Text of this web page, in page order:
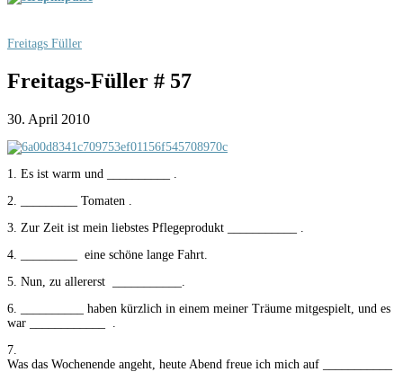
Freitags Füller
Freitags-Füller # 57
30. April 2010
1. Es ist warm und __________ .
2. _________ Tomaten .
3. Zur Zeit ist mein liebstes Pflegeprodukt ___________ .
4. _________ eine schöne lange Fahrt.
5. Nun, zu allererst ___________.
6. __________ haben kürzlich in einem meiner Träume mitgespielt, und es
war ____________ .
7.
Was das Wochenende angeht, heute Abend freue ich mich auf ___________